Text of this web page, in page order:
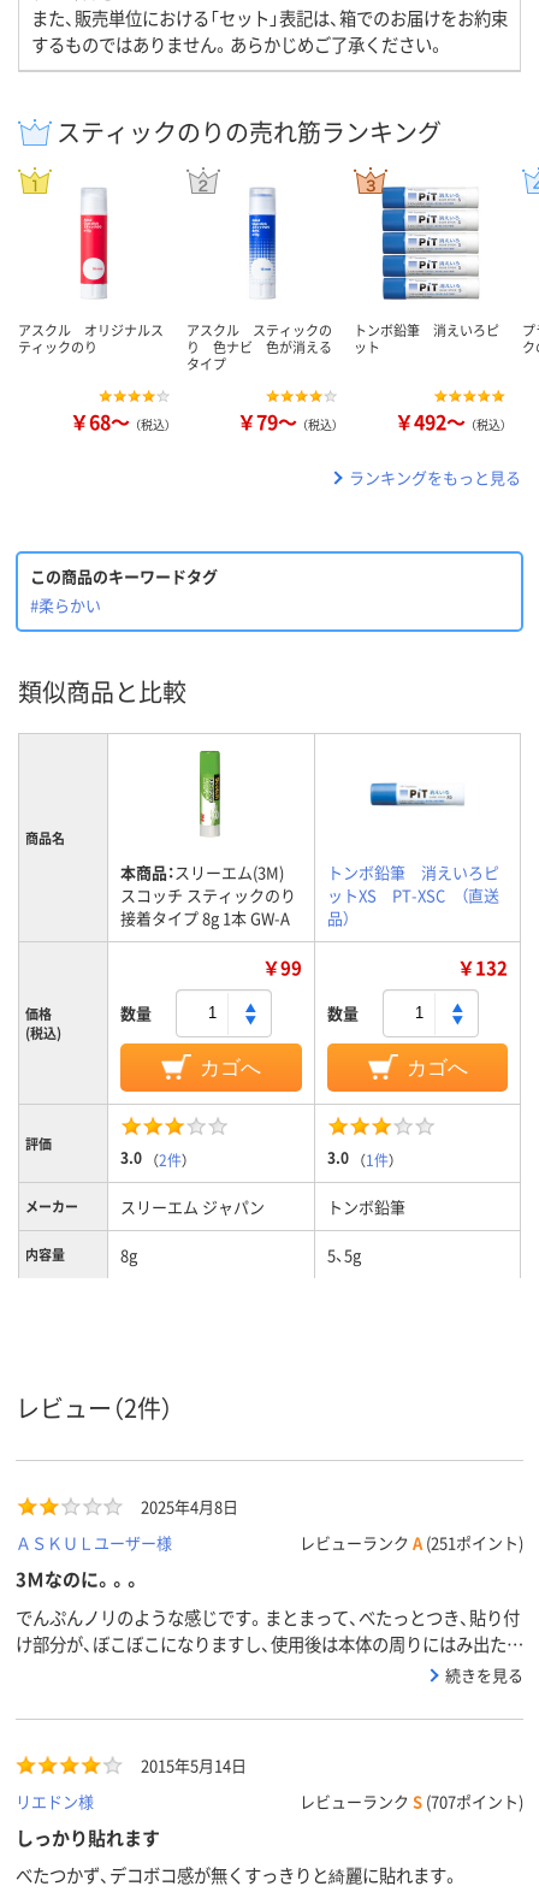
また、販売単位における「セット」表記は、箱でのお届けをお約束
するものではありません。あらかじめご了承ください。
スティックのりの売れ筋ランキング
アスクル オリジナルス
ティックのり
￥68～ （税込）
アスクル スティックの
り 色ナビ 色が消える
タイプ
￥79～ （税込）
トンボ鉛筆 消えいろピ
ット
￥492～ （税込）
ランキングをもっと見る
この商品のキーワードタグ
#柔らかい
類似商品と比較
商品名
本商品：スリーエム(3M)
スコッチ スティックのり
接着タイプ 8g 1本 GW-A
トンボ鉛筆 消えいろピ
ットXS PT-XSC （直送
品）
価格
(税込)
￥99
数量
カゴへ
￥132
数量
カゴへ
評価
3.0 （2件） 3.0 （1件）
メーカー スリーエム ジャパン トンボ鉛筆
内容量 8g 5、5g
カラーグル
ープ
グリーン系、ホワイト系
レビュー（2件）
2025年4月8日
ＡＳＫＵＬユーザー様
レビューランク A (251ポイント)
3Ｍなのに。。。
でんぷんノリのような感じです。まとまって、べたっとつき、貼り付
け部分が、ぼこぼこになりますし、使用後は本体の周りにはみ出たノ
リが、ふたを閉める際、邪魔になり、次回使用時、固まり開けにくい。
続きを見る
2015年5月14日
リエドン様
レビューランク S (707ポイント)
しっかり貼れます
べたつかず、デコボコ感が無くすっきりと綺麗に貼れます。